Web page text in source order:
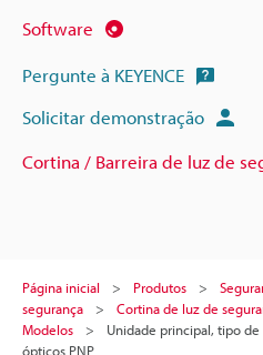
Software
Pergunte à KEYENCE
Solicitar demonstração
Cortina / Barreira de luz de
Página inicial Produtos
segurança
Cortina de luz de
Modelos
Unidade principal, tipo
ópticos PNP